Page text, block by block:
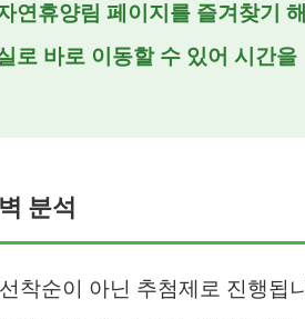
연휴양림 페이지를 즐겨찾기 해
로 바로 이동할 수 있어 시간을
분석
착순이 아닌 추첨제로 진행됩니